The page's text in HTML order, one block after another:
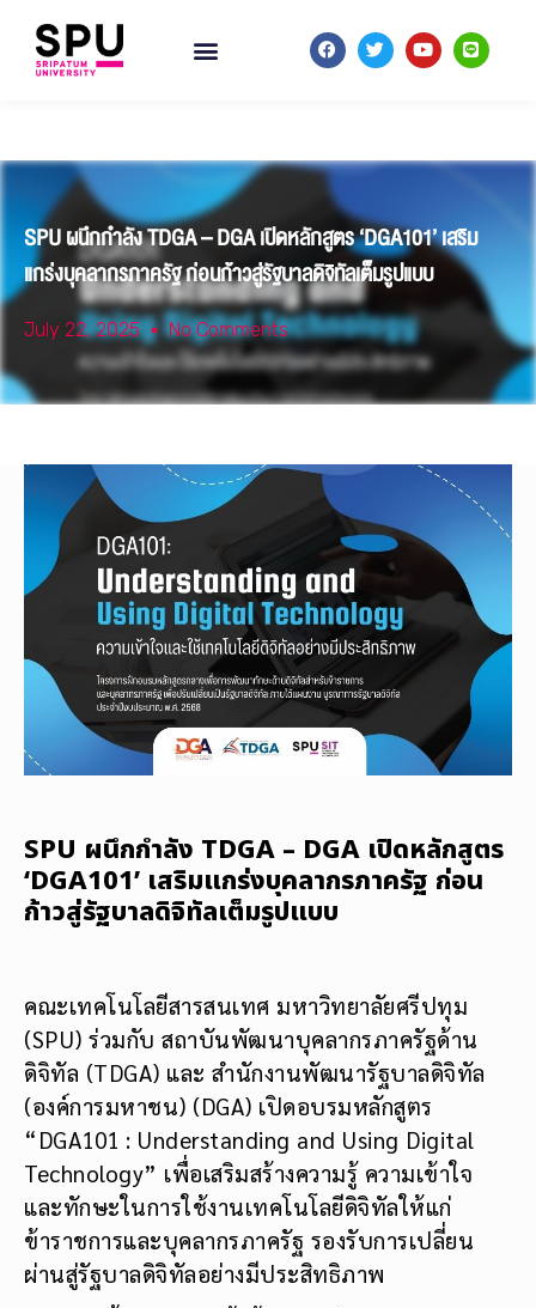
SPU ผนึกกำลัง TDGA – DGA เปิดหลักสูตร ‘DGA101’ เสริม
แกร่งบุคลากรภาครัฐ ก่อนก้าวสู่รัฐบาลดิจิทัลเต็มรูปแบบ
July 22, 2025 No Comments
SPU ผนึกกำลัง TDGA – DGA เปิดหลักสูตร
‘DGA101’ เสริมแกร่งบุคลากรภาครัฐ ก่อน
ก้าวสู่รัฐบาลดิจิทัลเต็มรูปแบบ
คณะเทคโนโลยีสารสนเทศ มหาวิทยาลัยศรีปทุม
(SPU) ร่วมกับ สถาบันพัฒนาบุคลากรภาครัฐด้าน
ดิจิทัล (TDGA) และ สำนักงานพัฒนารัฐบาลดิจิทัล
(องค์การมหาชน) (DGA) เปิดอบรมหลักสูตร
“DGA101 : Understanding and Using Digital
Technology” เพื่อเสริมสร้างความรู้ ความเข้าใจ
และทักษะในการใช้งานเทคโนโลยีดิจิทัลให้แก่
ข้าราชการและบุคลากรภาครัฐ รองรับการเปลี่ยน
ผ่านสู่รัฐบาลดิจิทัลอย่างมีประสิทธิภาพ